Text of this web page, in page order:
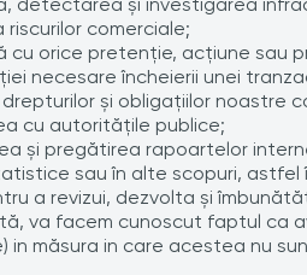
comerciale;
cu orice pretenţie, acţiune sau
necesare încheierii unei
şi obligaţiilor noastre
cu autorităţile publice;
şi pregătirea rapoartelor
sau în alte scopuri,
a revizui, dezvolta şi
va facem cunoscut faptul ca
in măsura in care acestea nu